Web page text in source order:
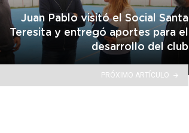
Juan Pablo visitó el Social Santa
Teresita y entregó aportes para el
desarrollo del club
PRÓXIMO ARTÍCULO